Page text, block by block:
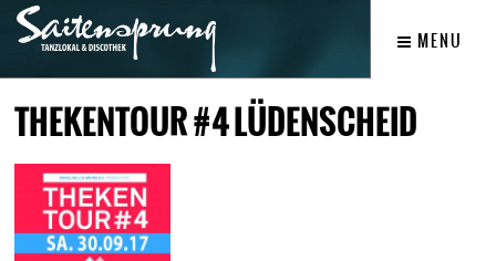
MENU
THEKENTOUR #4 LÜDENSCHEID